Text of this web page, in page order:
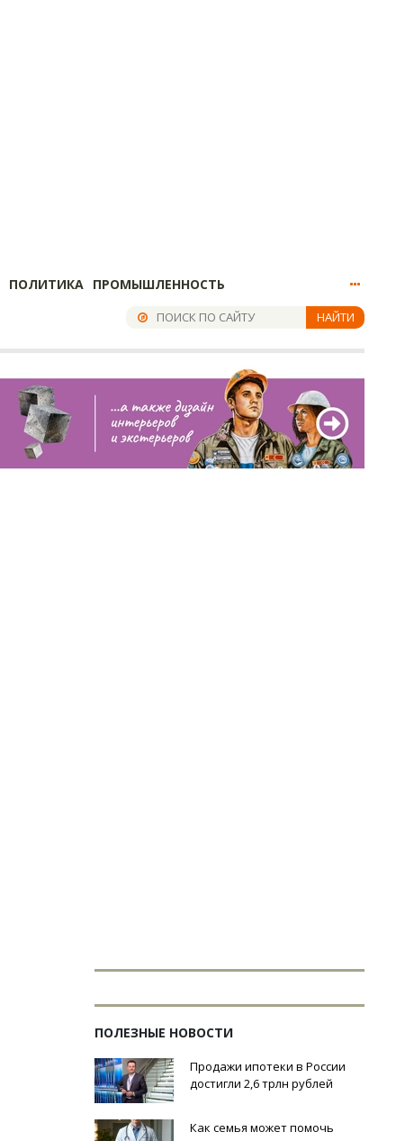
ПОЛИТИКА ПРОМЫШЛЕННОСТЬ
НАЙТИ
ПОЛЕЗНЫЕ НОВОСТИ
Продажи ипотеки в России
достигли 2,6 трлн рублей
Как семья может помочь